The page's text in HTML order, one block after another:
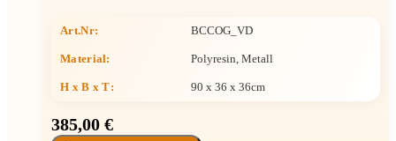
Art.Nr: BCCOG_VD
Material: Polyresin, Metall
H x B x T: 90 x 36 x 36cm
385,00 €